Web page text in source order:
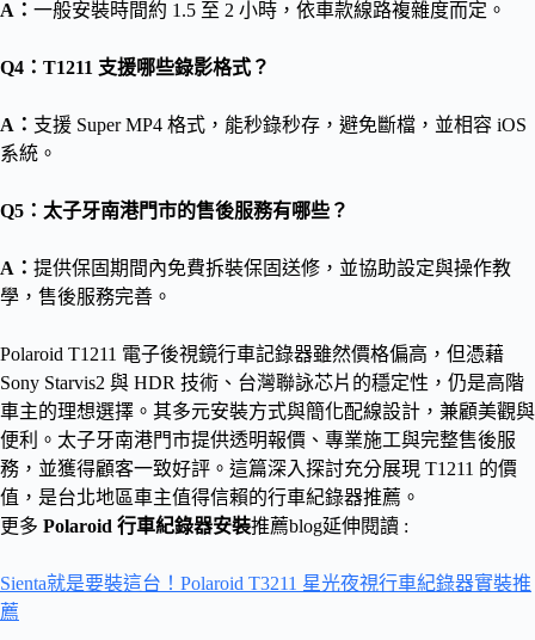
A： 一般安裝時間約 1.5 至 2 小時，依車款線路複雜度而定。
Q4：T1211 支援哪些錄影格式？
A： 支援 Super MP4 格式，能秒錄秒存，避免斷檔，並相容 iOS
系統。
Q5：太子牙南港門市的售後服務有哪些？
A： 提供保固期間內免費拆裝保固送修，並協助設定與操作教
學，售後服務完善。
Polaroid T1211 電子後視鏡行車記錄器雖然價格偏高，但憑藉
Sony Starvis2 與 HDR 技術、台灣聯詠芯片的穩定性，仍是高階
車主的理想選擇。其多元安裝方式與簡化配線設計，兼顧美觀與
便利。太子牙南港門市提供透明報價、專業施工與完整售後服
務，並獲得顧客一致好評。這篇深入探討充分展現 T1211 的價
值，是台北地區車主值得信賴的行車紀錄器推薦。
更多 Polaroid 行車紀錄器安裝推薦blog延伸閱讀 :
Sienta就是要裝這台！Polaroid T3211 星光夜視行車紀錄器實裝推
薦